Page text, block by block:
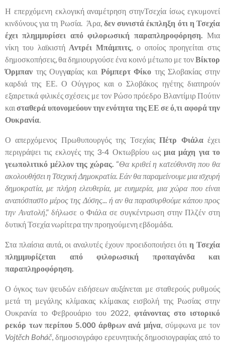
Η επερχόμενη εκλογική αναμέτρηση στηνΤσεχία ίσως εγκυμονεί
κινδύνους για τη Ρωσία. Άρα,δεν συνιστά έκπληξη ότι η Τσεχία
έχει πλημμυρίσει από φιλορωσική παραπληροφόρηση.
Μια
νίκη του λαϊκιστή Αντρέι Μπάμπιτς , ο οποίος προηγείται στις
δημοσκοπήσεις, θα δημιουργούσε ένα κοινό μέτωπο με τονΒίκτορ
Όρμπαν της Ουγγαρίας και Ρόμπερτ Φίκο της Σλοβακίας στην
καρδιά της ΕΕ. Ο Ούγγρος και ο Σλοβάκος ηγέτης διατηρούν
εξαιρετικά φιλικές σχέσεις με τον Ρώσο πρόεδρο Βλαντίμιρ Πούτιν
καισταθερά υπονομεύουν την ενότητα της ΕΕ σε ό,τι αφορά την
Ουκρανία
Ο απερχόμενος Πρωθυπουργός της ΤσεχίαςΠέτρ Φιάλαέχει
περιγράψει τις εκλογές της 3-4 Οκτωβρίου ωςμια μάχη για το
γεωπολιτικό μέλλον της χώρας. “Θα κριθεί η κατεύθυνση που θα
ακολουθήσει η Τσεχική Δημοκρατία. Εάν θα παραμείνουμε μια ισχυρή
δημοκρατία, με πλήρη ελευθερία, με ευημερία, μια χώρα που είναι
αναπόσπαστο μέρος της Δύσης... ή αν θα παρασυρθούμε κάπου προς
την Ανατολή,” δήλωσε ο Φιάλα σε συγκέντρωση στην Πλζέν στη
δυτική Τσεχία νωρίτερα την προηγούμενη εβδομάδα.
Στα πλαίσια αυτά, οι αναλυτές έχουν προειδοποιήσει ότι η Τσεχία
πλημμυρίζεται από φιλορωσική προπαγάνδα και
παραπληροφόρηση.
Ο όγκος των ψευδών ειδήσεων αυξάνεται με σταθερούς ρυθμούς
μετά τη μεγάλης κλίμακας κλίμακας εισβολή της Ρωσίας στην
Ουκρανία το Φεβρουάριο του 2022, φτάνοντας στο ιστορικό
ρεκόρ των περίπου 5.000 άρθρων ανά μήνα , σύμφωνα με τον
Vojtěch Boháč, δημοσιογράφο ερευνητικής δημοσιογραφίας από το